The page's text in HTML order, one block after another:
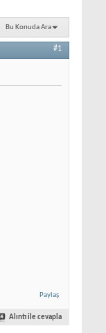
Bu Konuda Ara
#1
Paylaş
Alıntı ile cevapla